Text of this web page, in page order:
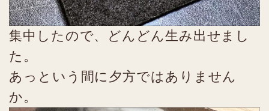
集中したので、どんどん生み出せまし
た。
あっという間に夕方ではありません
か。